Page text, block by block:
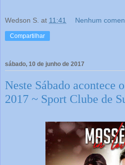
Wedson S. at 11:41 Nenhum
Compartilhar
sábado, 10 de junho de 2017
Neste Sábado acontece
2017 ~ Sport Clube de